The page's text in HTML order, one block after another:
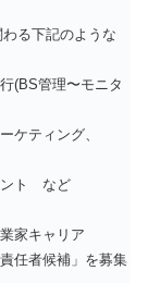
る下記のような
(BS管理〜モニタ
ケティング、
ント など
家キャリア
任者候補」を募集